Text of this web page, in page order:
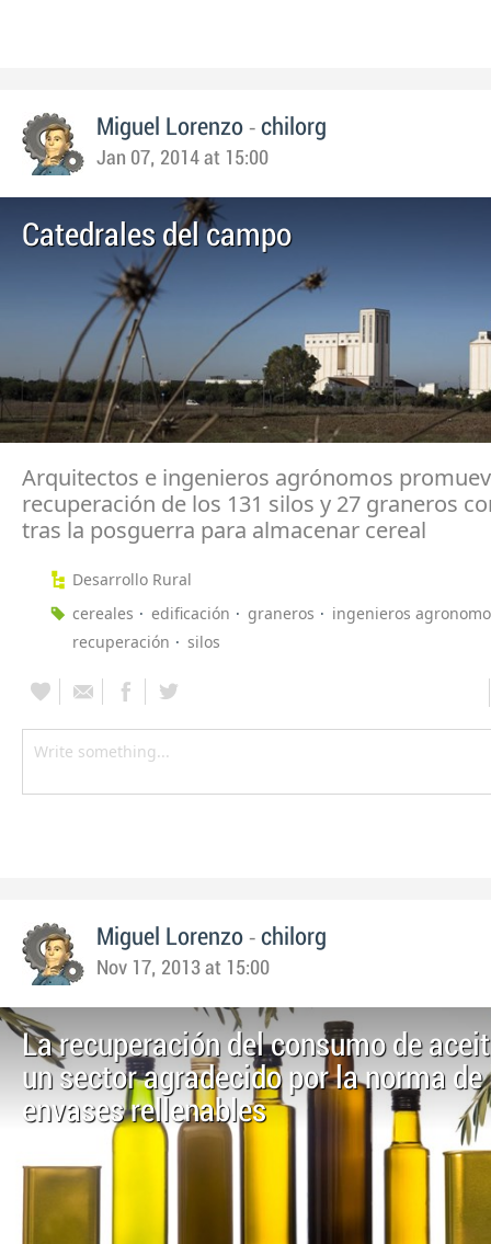
Miguel Lorenzo - chilorg
Jan 07, 2014 at 15:00
Catedrales del campo
Arquitectos e ingenieros agrónomos
recuperación de los 131 silos y 27 graneros
tras la posguerra para almacenar cereal
Desarrollo Rural
cereales
edificación graneros
ingenieros
recuperación
silos
Miguel Lorenzo - chilorg
Nov 17, 2013 at 15:00
La recuperación del consumo de
un sector agradecido por la norma de
envases rellenables